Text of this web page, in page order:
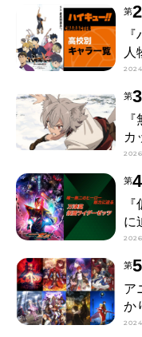
第2
人
第3
カ
第4
に
第5
ア
か